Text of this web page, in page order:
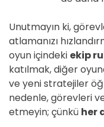
Unutmayın ki,
atlamanızı
oyun içindeki ekip
katılmak, diğer
ve yeni stratejiler
nedenle, görevleri
etmeyin; çünkü her